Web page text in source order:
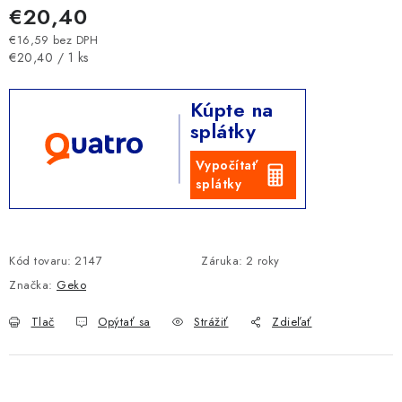
€20,40
€16,59 bez DPH
Jednotková cena:
€20,40 / 1 ks
Kúpte na
splátky
Vypočítať
splátky
Kód tovaru: 2147 Záruka: 2 roky
Značka: Geko
Tlač Opýtať sa Strážiť Zdieľať